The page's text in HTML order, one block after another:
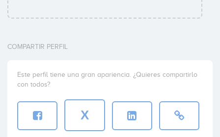
COMPARTIR PERFIL
Este perfil tiene una gran apariencia. ¿Quieres compartirlo
con todos?
X